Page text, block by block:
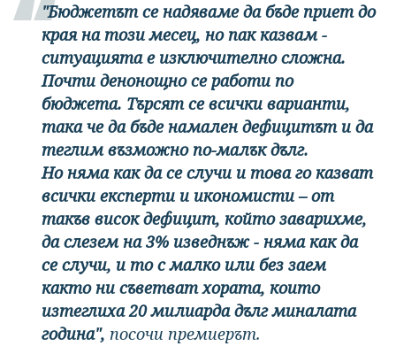
"Бюджетът се надяваме да бъде приет до
края на този месец, но пак казвам -
ситуацията е изключително сложна.
Почти денонощно се работи по
бюджета. Търсят се всички варианти,
така че да бъде намален дефицитът и да
теглим възможно по-малък дълг.
Но няма как да се случи и това го казват
всички експерти и икономисти – от
такъв висок дефицит, който заварихме,
да слезем на 3% изведнъж - няма как да
се случи, и то с малко или без заем
както ни съветват хората, които
изтеглиха 20 милиарда дълг миналата
година", посочи премиерът.